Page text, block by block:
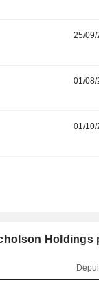
25/09/
01/08/
01/10/
Holdings